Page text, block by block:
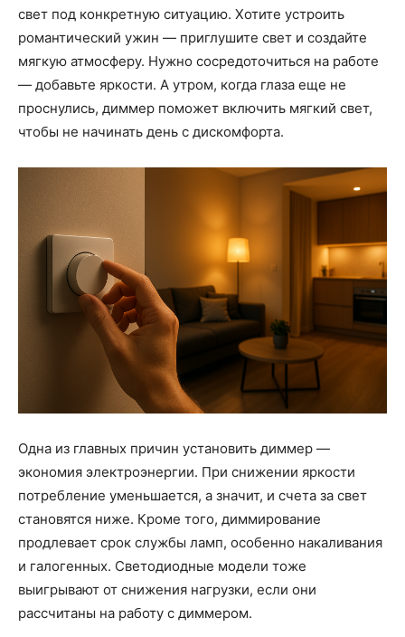
свет под конкретную ситуацию. Хотите устроить
романтический ужин — приглушите свет и создайте
мягкую атмосферу. Нужно сосредоточиться на работе
— добавьте яркости. А утром, когда глаза еще не
проснулись, диммер поможет включить мягкий свет,
чтобы не начинать день с дискомфорта.
Одна из главных причин установить диммер —
экономия электроэнергии. При снижении яркости
потребление уменьшается, а значит, и счета за свет
становятся ниже. Кроме того, диммирование
продлевает срок службы ламп, особенно накаливания
и галогенных. Светодиодные модели тоже
выигрывают от снижения нагрузки, если они
рассчитаны на работу с диммером.